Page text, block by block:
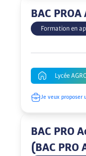
BAC
Formation en
Lycée
Je veux proposer
BAC PRO
(BAC PRO